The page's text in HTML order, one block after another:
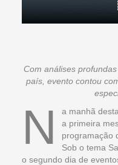
Com análises
país, evento contou
N
a manhã
a primeira
programação
Sob o tema
o segundo dia de